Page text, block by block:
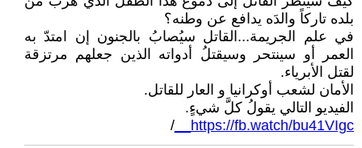
بلده تاركاً والدَه يدافع عن وطنه؟
في علم الجريمة...القاتل سيُصابُ بالجنون إن امتدّ به
العمر أو سينتحر وسيقتلُ أدواته الذين جعلهم مرتزقة
لقتل اﻷبرياء.
اﻷمان لشعب أوكرانيا و العار للقاتل.
الفيديو التالي يقولُ كلَّ شيءٍ.
https://fb.watch/bu41VIgc__
/